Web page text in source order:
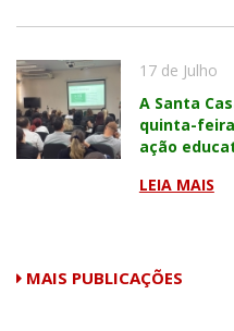
17 de Julho
A Santa
quinta-
ação
LEIA MAIS
MAIS PUBLICAÇÕES